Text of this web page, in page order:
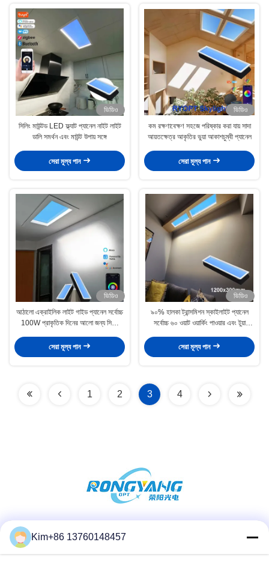
ভিডিও
সিলিং মাউন্টড LED ফ্ল্যাট প্যানেল নাইট লাইট
ডালি সমর্থন এবং মাউন্ট উপায় সঙ্গে
সেরা মূল্য পান
ভিডিও
কম রক্ষণাবেক্ষণ সহজে পরিষ্কার করা যায় সাদা
আয়তক্ষেত্র আকৃতির ভুয়া আকাশচুম্বী প্যানেল
সেরা মূল্য পান
ভিডিও
আঠালো এক্রাইলিক লাইট গাইড প্যানেল সর্বোচ্চ
100W প্রাকৃতিক দিনের আলো জন্য সিলিং
সেরা মূল্য পান
ভিডিও
৯০% হালকা ট্রান্সমিশন স্কাইলাইট প্যানেল
সর্বোচ্চ ৬০ ওয়াট ওয়ার্কিং পাওয়ার এবং টুয়া
সেরা মূল্য পান
1 2 3 4
সোশ্যাল মিডিয়া
Kim+86 13760148457